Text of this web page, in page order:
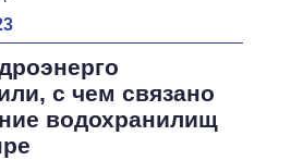
с чем связано
водохранилищ